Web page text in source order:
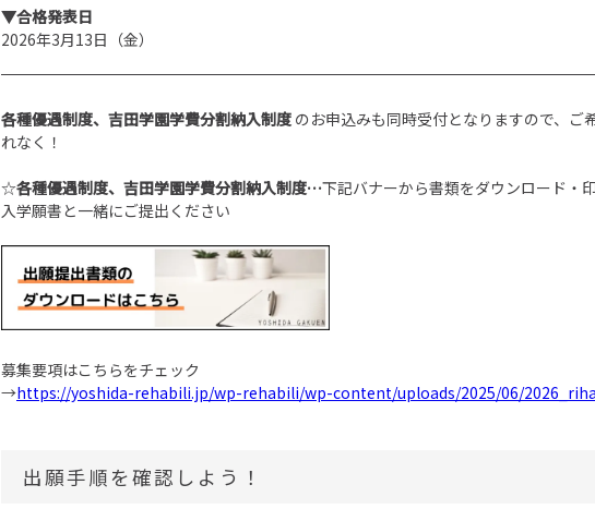
▼合格発表日
2026年3月13日（金）
各種優遇制度、吉田学園学費分割納入制度 のお申込みも同時受付となりますので、ご
れなく！
☆各種優遇制度、吉田学園学費分割納入制度…下記バナーから書類をダウンロード・
入学願書と一緒にご提出ください
募集要項はこちらをチェック
→https://yoshida-rehabili.jp/wp-rehabili/wp-content/uploads/2025/06/
出願手順を確認しよう！